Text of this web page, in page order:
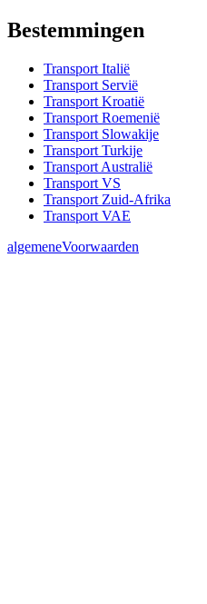
Bestemmingen
Transport Italië
Transport Servië
Transport Kroatië
Transport Roemenië
Transport Slowakije
Transport Turkije
Transport Australië
Transport VS
Transport Zuid-Afrika
Transport VAE
algemeneVoorwaarden